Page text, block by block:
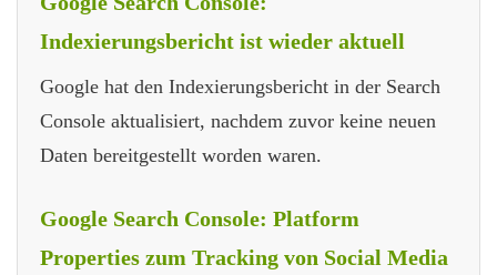
Indexierungsbericht ist wieder aktuell
Google hat den Indexierungsbericht in der Search
Console aktualisiert, nachdem zuvor keine neuen
Daten bereitgestellt worden waren.
Google Search Console: Platform
Properties zum Tracking von Social Media